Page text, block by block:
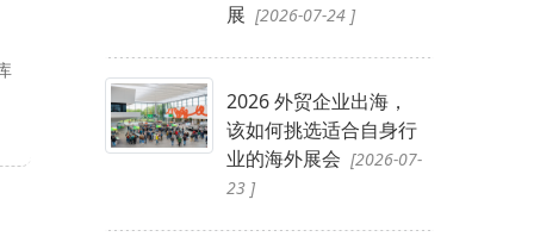
展 [2026-07-24 ]
2026 外贸企业出海，
该如何挑选适合自身行
业的海外展会 [2026-07-
23 ]